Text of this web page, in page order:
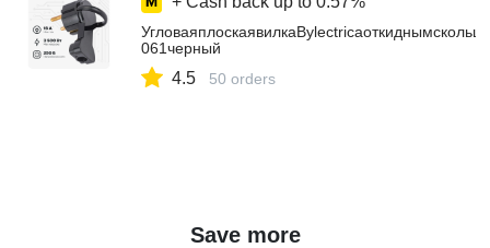
061черный
4.5 50 orders
Save more